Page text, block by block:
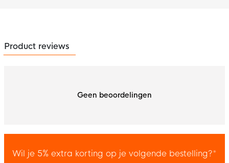
Product reviews
Geen beoordelingen
Wil je 5% extra korting op je volgende bestelling?*